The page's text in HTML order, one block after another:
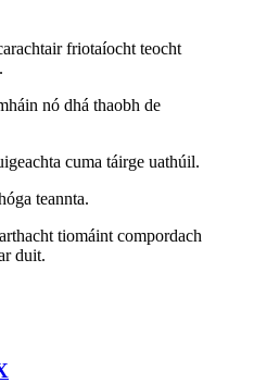
friotaíocht teocht
nó dhá thaobh de
cuma táirge uathúil.
teannta.
tiomáint compordach
duit.